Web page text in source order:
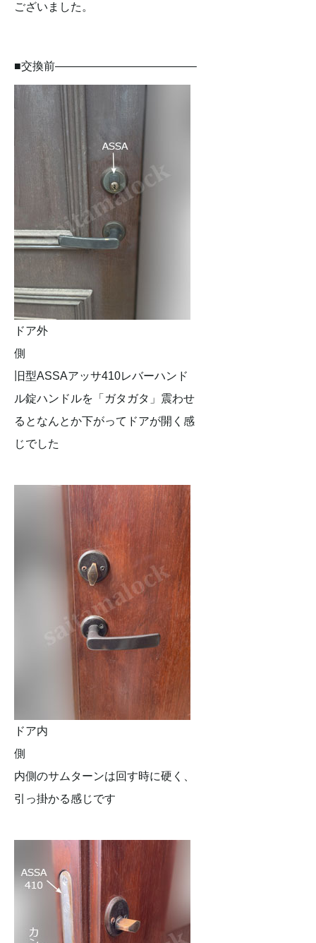
ございました。
■交換前————————————–
ドア外
側
旧型ASSAアッサ410レバーハンド
ル錠ハンドルを「ガタガタ」震わせ
るとなんとか下がってドアが開く感
じでした
ドア内
側
内側のサムターンは回す時に硬く、
引っ掛かる感じです